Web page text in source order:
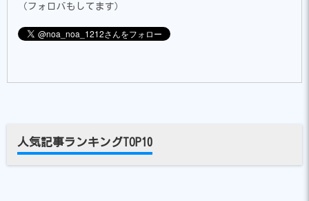
（フォロバもしてます）
人気記事ランキングTOP10